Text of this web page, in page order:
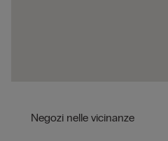
Negozi nelle vicinanze